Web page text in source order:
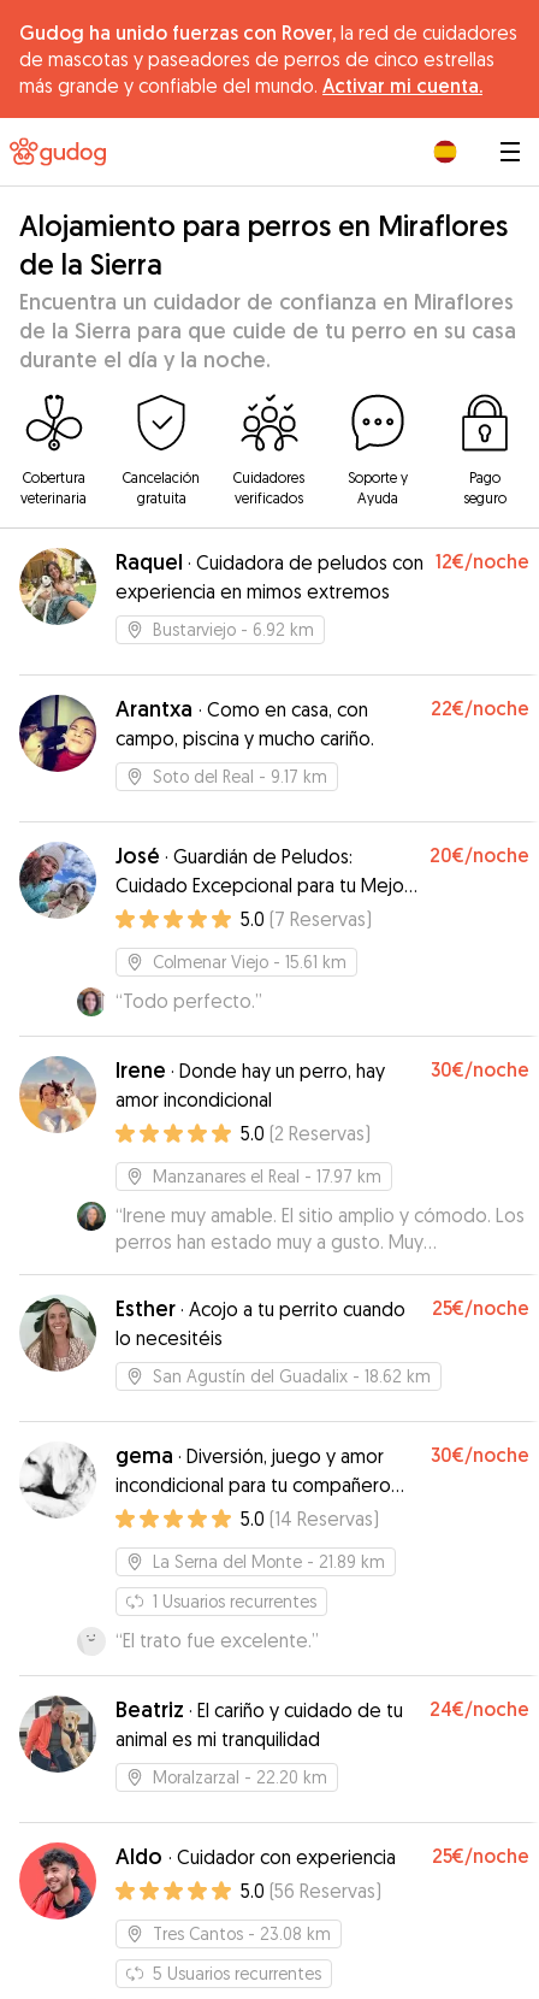
Gudog ha unido fuerzas con Rover, la red de cuidadores
de mascotas y paseadores de perros de cinco estrellas
más grande y confiable del mundo. Activar mi cuenta.
Alojamiento para perros en Miraflores
de la Sierra
Encuentra un cuidador de confianza en Miraflores
de la Sierra para que cuide de tu perro en su casa
durante el día y la noche.
Cobertura
veterinaria
Cancelación
gratuita
Cuidadores
verificados
Soporte y
Ayuda
Pago
seguro
Raquel · Cuidadora de peludos con
experiencia en mimos extremos
12€/noche
Bustarviejo - 6.92 km
Arantxa · Como en casa, con
campo, piscina y mucho cariño.
22€/noche
Soto del Real - 9.17 km
José · Guardián de Peludos:
Cuidado Excepcional para tu Mejor
Amigo
20€/noche
5.0 (7 Reservas)
Colmenar Viejo - 15.61 km
“Todo perfecto.”
Irene · Donde hay un perro, hay
amor incondicional
30€/noche
5.0 (2 Reservas)
Manzanares el Real - 17.97 km
“Irene muy amable. El sitio amplio y cómodo. Los
perros han estado muy a gusto. Muy
recomendable.”
Esther · Acojo a tu perrito cuando
lo necesitéis
25€/noche
San Agustín del Guadalix - 18.62 km
gema · Diversión, juego y amor
incondicional para tu compañero
perruno
30€/noche
5.0 (14 Reservas)
La Serna del Monte - 21.89 km
1 Usuarios recurrentes
“El trato fue excelente.”
Beatriz · El cariño y cuidado de tu
animal es mi tranquilidad
24€/noche
Moralzarzal - 22.20 km
Aldo · Cuidador con experiencia 25€/noche
5.0 (56 Reservas)
Tres Cantos - 23.08 km
5 Usuarios recurrentes